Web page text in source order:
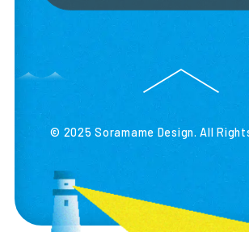
© 2025 Soramame Design. All